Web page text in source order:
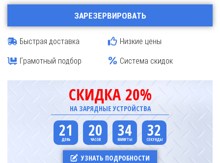
ЗАРЕЗЕРВИРОВАТЬ
Быстрая доставка
Низкие цены
Грамотный подбор
Система скидок
СКИДКА 20%
НА ЗАРЯДНЫЕ УСТРОЙСТВА
21 20 34 31
УЗНАТЬ ПОДРОБНОСТИ